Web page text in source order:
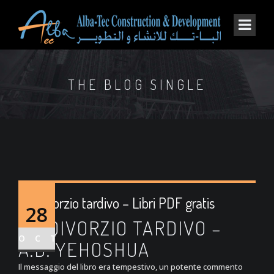
THE BLOG SINGLE
28
OCT
Un divorzio tardivo – Libri PDF gratis
UN DIVORZIO TARDIVO –
A.B. YEHOSHUA
Il messaggio del libro era tempestivo, un potente commento